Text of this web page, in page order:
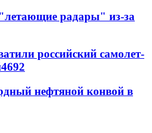
радары" из-за
российский самолет-
4692
нефтяной конвой в